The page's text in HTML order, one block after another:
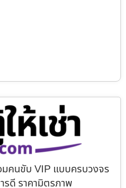
มคนขับ VIP แบบครบวงจร
รดี ราคามิตรภาพ